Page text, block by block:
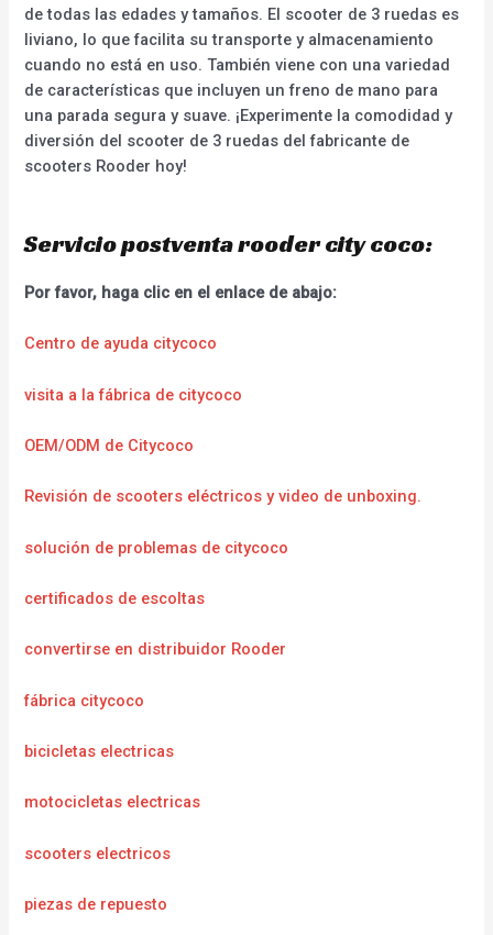
de todas las edades y tamaños. El scooter de 3 ruedas es
liviano, lo que facilita su transporte y almacenamiento
cuando no está en uso. También viene con una variedad
de características que incluyen un freno de mano para
una parada segura y suave. ¡Experimente la comodidad y
diversión del scooter de 3 ruedas del fabricante de
scooters Rooder hoy!
Servicio postventa rooder city coco:
Por favor, haga clic en el enlace de abajo:
Centro de ayuda citycoco
visita a la fábrica de citycoco
OEM/ODM de Citycoco
Revisión de scooters eléctricos y video de unboxing.
solución de problemas de citycoco
certificados de escoltas
convertirse en distribuidor Rooder
fábrica citycoco
bicicletas electricas
motocicletas electricas
scooters electricos
piezas de repuesto